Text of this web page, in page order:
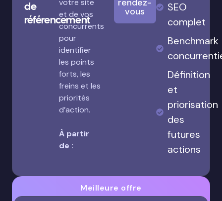
de
référencement
votre site
et de vos
concurrents
pour
identifier
les points
forts, les
freins et les
priorités
d’action.
À partir
de :
rendez-
vous
SEO
complet
Benchmark
Définition
et
priorisation
des
futures
actions
Meilleure offre